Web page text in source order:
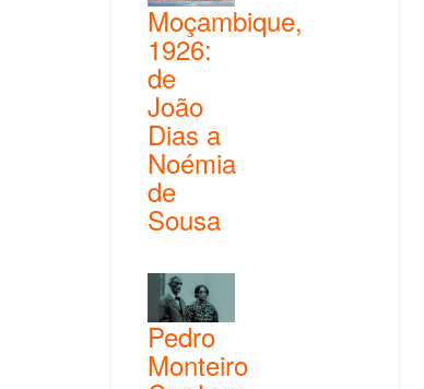
Moçambique,
1926:
de
João
Dias a
Noémia
de
Sousa
Pedro
Monteiro